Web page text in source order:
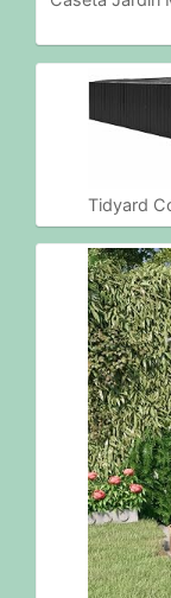
Tidyard